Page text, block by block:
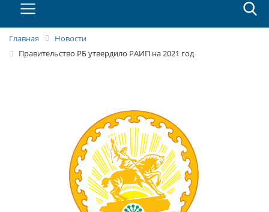
Главная
Новости
Правительство РБ утвердило РАИП на 2021 год